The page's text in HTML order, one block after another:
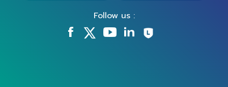
Follow us :